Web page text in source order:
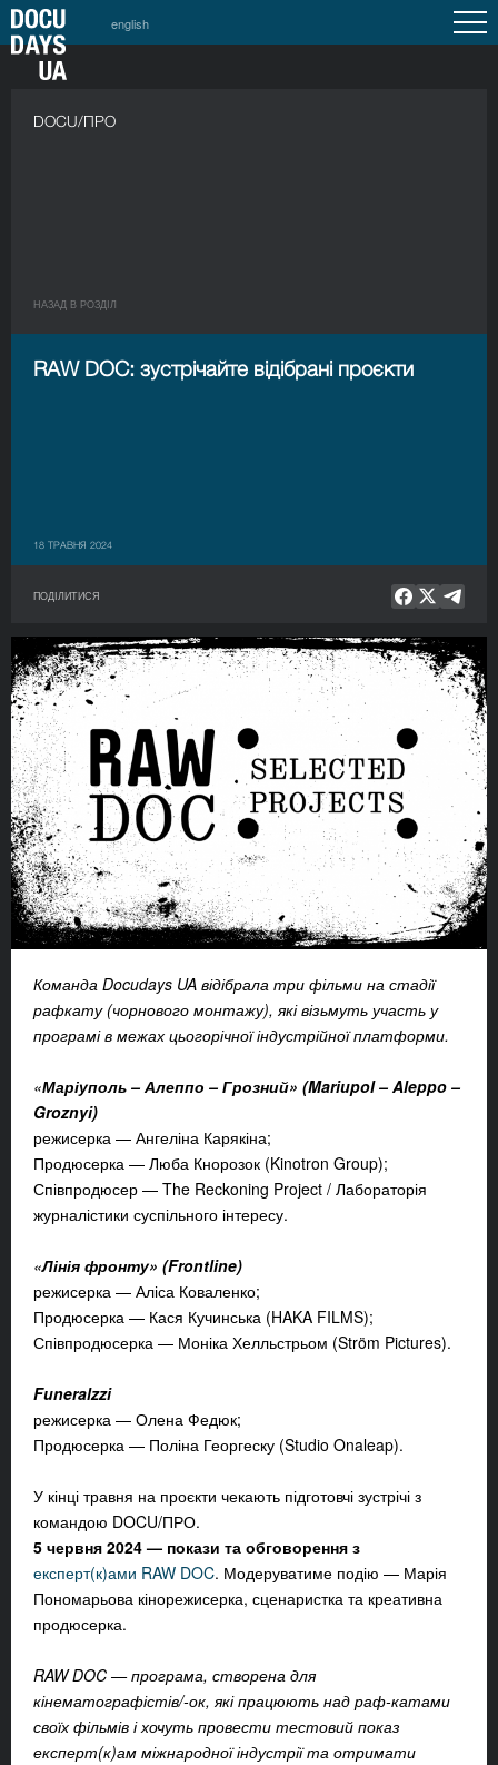
english
DOCU/ПРО
НАЗАД В РОЗДIЛ
RAW DOC: зустрічайте відібрані проєкти
18 ТРАВНЯ 2024
ПОДІЛИТИСЯ
Команда Docudays UA відібрала три фільми на стадії
рафкату (чорнового монтажу), які візьмуть участь у
програмі в межах цьогорічної індустрійної платформи.
«Маріуполь – Алеппо – Грозний» (Mariupol – Aleppo –
Groznyi)
режисерка — Ангеліна Карякіна;
Продюсерка — Люба Кнорозок (Kinotron Group);
Співпродюсер — The Reckoning Project / Лабораторія
журналістики суспільного інтересу.
«Лінія фронту» (Frontline)
режисерка — Аліса Коваленко;
Продюсерка — Кася Кучинська (HAKA FILMS);
Співпродюсерка — Моніка Хелльстрьом (Ström Pictures).
Funeralzzi
режисерка — Олена Федюк;
Продюсерка — Поліна Георгеску (Studio Onaleap).
У кінці травня на проєкти чекають підготовчі зустрічі з
командою DOCU/ПРО.
5 червня 2024 — покази та обговорення з
експерт(к)ами RAW DOC. Модеруватиме подію — Марія
Пономарьова кінорежисерка, сценаристка та креативна
продюсерка.
RAW DOC — програма, створена для
кінематографістів/-ок, які працюють над раф-катами
своїх фільмів і хочуть провести тестовий показ
експерт(к)ам міжнародної індустрії та отримати